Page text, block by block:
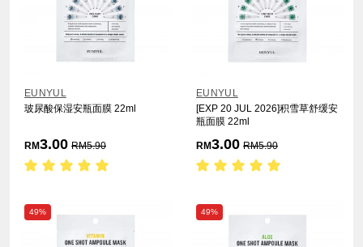
EUNYUL
玻尿酸保湿安瓶面膜 22ml
RM3.00 RM5.90
EUNYUL
[EXP 20 JUL 2026]积雪草舒缓安
瓶面膜 22ml
RM3.00 RM5.90
49% 49%